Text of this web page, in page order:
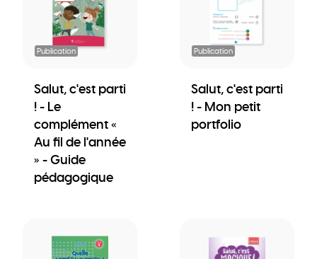
Publication
Salut, c'est parti
! - Le
complément «
Au fil de l'année
» - Guide
pédagogique
Publication
Salut, c'est parti
! - Mon petit
portfolio